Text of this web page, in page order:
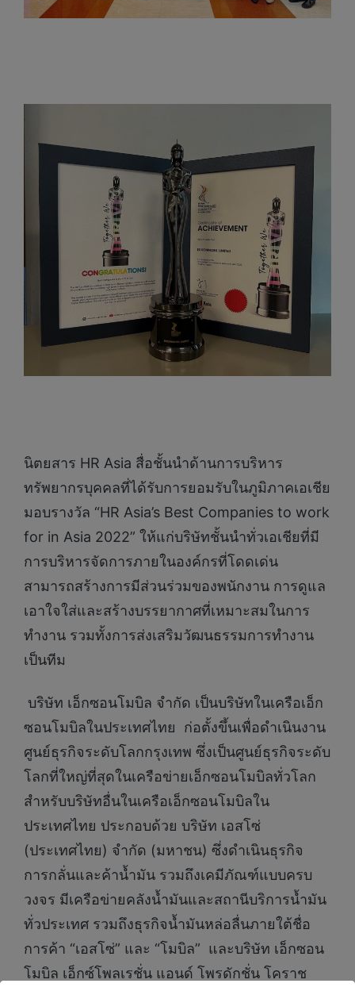
นิตยสาร HR Asia สื่อชั้นนำด้านการบริหาร
ทรัพยากรบุคคลที่ได้รับการยอมรับในภูมิภาคเอเชีย
มอบรางวัล “HR Asia’s Best Companies to work
for in Asia 2022” ให้แก่บริษัทชั้นนำทั่วเอเชียที่มี
การบริหารจัดการภายในองค์กรที่โดดเด่น
สามารถสร้างการมีส่วนร่วมของพนักงาน การดูแล
เอาใจใส่และสร้างบรรยากาศที่เหมาะสมในการ
ทำงาน รวมทั้งการส่งเสริมวัฒนธรรมการทำงาน
เป็นทีม
บริษัท เอ็กซอนโมบิล จำกัด เป็นบริษัทในเครือเอ็ก
ซอนโมบิลในประเทศไทย ก่อตั้งขึ้นเพื่อดำเนินงาน
ศูนย์ธุรกิจระดับโลกกรุงเทพ ซึ่งเป็นศูนย์ธุรกิจระดับ
โลกที่ใหญ่ที่สุดในเครือข่ายเอ็กซอนโมบิลทั่วโลก
สำหรับบริษัทอื่นในเครือเอ็กซอนโมบิลใน
ประเทศไทย ประกอบด้วย บริษัท เอสโซ่
(ประเทศไทย) จำกัด (มหาชน) ซึ่งดำเนินธุรกิจ
การกลั่นและค้าน้ำมัน รวมถึงเคมีภัณฑ์แบบครบ
วงจร มีเครือข่ายคลังน้ำมันและสถานีบริการน้ำมัน
ทั่วประเทศ รวมถึงธุรกิจน้ำมันหล่อลื่นภายใต้ชื่อ
การค้า “เอสโซ่” และ “โมบิล” และบริษัท เอ็กซอน
โมบิล เอ็กซ์โพลเรชั่น แอนด์ โพรดักชั่น โคราช